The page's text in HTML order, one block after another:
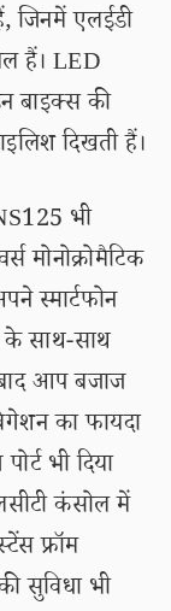
जिनमें एलईडी
हैं। LED
बाइक्स की
दिखती हैं।
भी
मोनोक्रोमैटिक
स्मार्टफोन
साथ-साथ
आप बजाज
का फायदा
भी दिया
कंसोल में
फ्रॉम
सुविधा भी